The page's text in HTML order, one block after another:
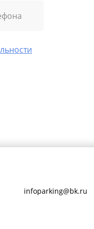
infoparking@bk.ru